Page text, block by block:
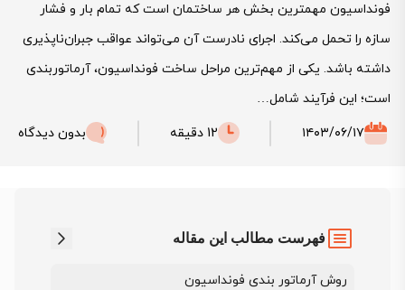
فونداسیون مهمترین بخش هر ساختمان است که تمام بار و فشار
سازه را تحمل می‌کند. اجرای نادرست آن می‌تواند عواقب جبران‌ناپذیری
داشته باشد. یکی از مهم‌ترین مراحل ساخت فونداسیون، آرماتوربندی
است؛ این فرآیند شامل…
۱۴۰۳/۰۶/۱۷
12 دقیقه بدون دیدگاه
فهرست مطالب این مقاله
روش‌ آرماتور بندی فونداسیون